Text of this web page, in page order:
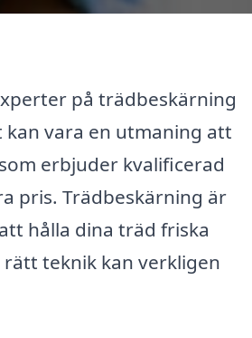
på trädbeskärning
kan vara en utmaning att
erbjuder kvalificerad
pris. Trädbeskärning är
hålla dina träd friska
rätt teknik kan verkligen